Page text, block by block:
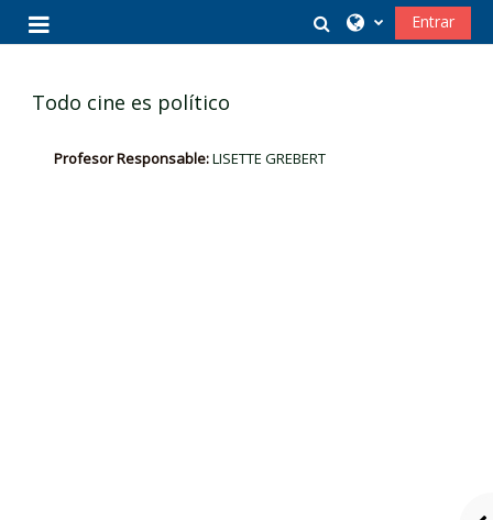
Panel lateral
Selector de
Entrar
Todo cine es político
Profesor Responsable:LISETTE GREBERT